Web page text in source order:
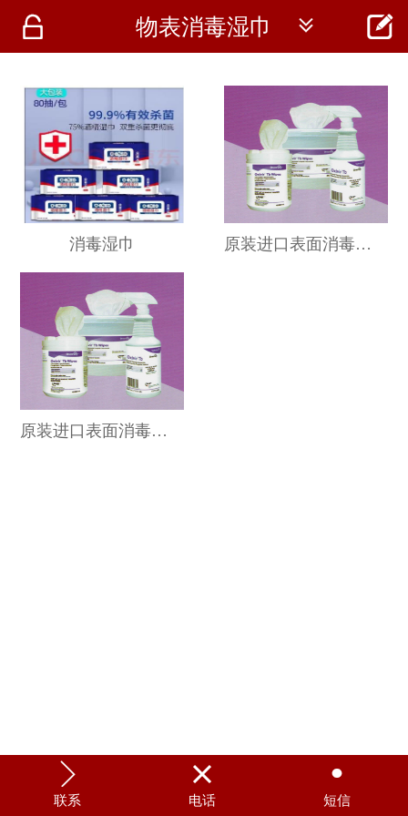
 首页
仪器
医疗资讯
 物表消毒湿巾  
消毒湿巾 原装进口表面消毒抽巾 60抽
原装进口表面消毒抽巾 160抽

联系

电话

短信